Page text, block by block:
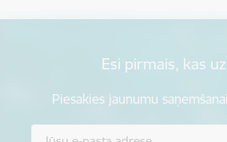
Esi pirmais, kas
Piesakies jaunumu